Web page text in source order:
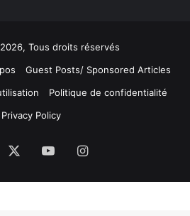
Tous droits réservés
Guest Posts/ Sponsored Articles
Politique de confidentialité
Privacy Policy
YouTubeInstagram